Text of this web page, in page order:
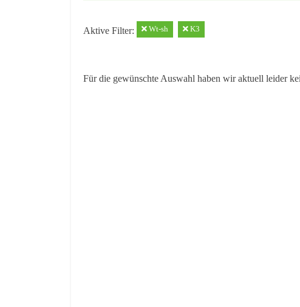
Aktive Filter: Wt-sh K3
Für die gewünschte Auswahl haben wir aktuell leider